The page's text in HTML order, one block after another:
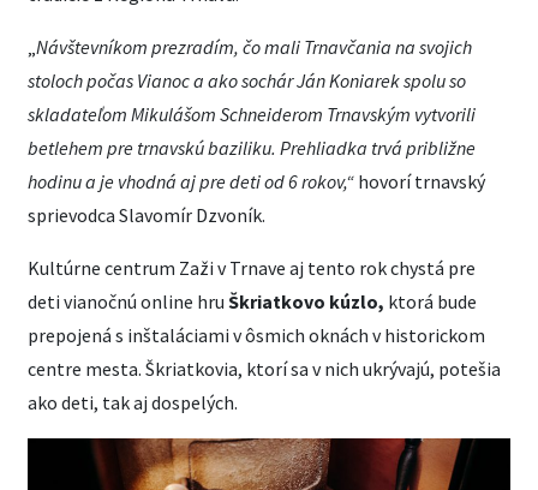
Návštevníkom prezradím, čo mali Trnavčania na svojich
stoloch počas Vianoc a ako sochár Ján Koniarek spolu so
skladateľom Mikulášom Schneiderom Trnavským vytvorili
betlehem pre trnavskú baziliku. Prehliadka trvá približne
hodinu a je vhodná aj pre deti od 6 rokov,“ hovorí trnavský
sprievodca Slavomír Dzvoník.
Kultúrne centrum Zaži v Trnave aj tento rok chystá pre
deti vianočnú online hru Škriatkovo kúzlo, ktorá bude
prepojená s inštaláciami v ôsmich oknách v historickom
centre mesta. Škriatkovia, ktorí sa v nich ukrývajú, potešia
ako deti, tak aj dospelých.